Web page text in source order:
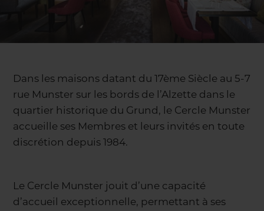
Dans les maisons datant du 17ème Siècle au 5-7
rue Munster sur les bords de l’Alzette dans le
quartier historique du Grund, le Cercle Munster
accueille ses Membres et leurs invités en toute
discrétion depuis 1984.
Le Cercle Munster jouit d’une capacité
d’accueil exceptionnelle, permettant à ses